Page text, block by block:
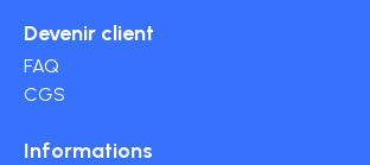
Devenir client
FAQ
CGS
Informations